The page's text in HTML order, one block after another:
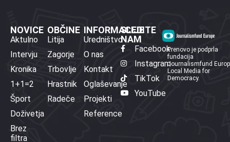
NOVICE
Aktulno
Intervju
Kronika
1+1=2
Šport
Doživetja
Brez
filtra
OBČINE
Litija
Zagorje
Trbovlje
Hrastnik
Radeče
INFORMACIJE
Uredništvo
O nas
Kontakt
Oglaševanje
Projekti
Reference
SLEDITE
NAM
Facebook
Instagram
TikTok
YouTube
Prenovo je podprla
fundacija
Journalismfund
Local Media for
Democracy.